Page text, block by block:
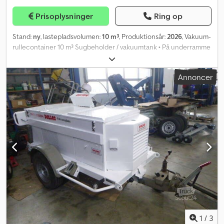
Prisoplysninger Ring op
Stand: ny, lastepladsvolumen:10 m³, Produktionsår:2026, Vakuum-
rullecontainer 10 m³ Sugbeholder / vakuumtank • På underramme
DIN 30722 – længde 6060 mm • Ståltank med 10.000 liter
kapacitet • Beholder og underramme varmgalvaniseret •
Vinkelramme gennemgående svejset over hele længden •
Dimensioneret til max. 0,5 bar tryk • Dimensioneret til max. 1,0 bar
vakuum • 2 stk. væskeseparatorer samt • Sikkerhedssystem:
domdæksel, reguleringsventil med • Sikkerhedsdom med
oversugningsventil • Mekanisk niveaumåler med skala • 2
indvendige stænkskillevægge med T-jernforstærkning •
Sugtilslutning bagtil i bunden 4" x Ø108 Perrot-tilslutning •
Sugtilslutning til venstre 4" x Ø108 Perrot-tilslutning •
Opbevaringskasser til venstre og højre med låg til slanger og
værktøj, aflåselige • Motordelen er placeret mellem beholder og
krogstang foran Kompressor: MECII 9000 Ballast-system •
Vakuumkompressor med injektions-luftkøling • Varmebestandige
lameller • Crash Protection System • Maks. kapacitet: 9.000
liter/min. • Maks. tryk: 0,5 bar • Maks. vakuum: -0,95 bar •
Annoncer
1 / 3